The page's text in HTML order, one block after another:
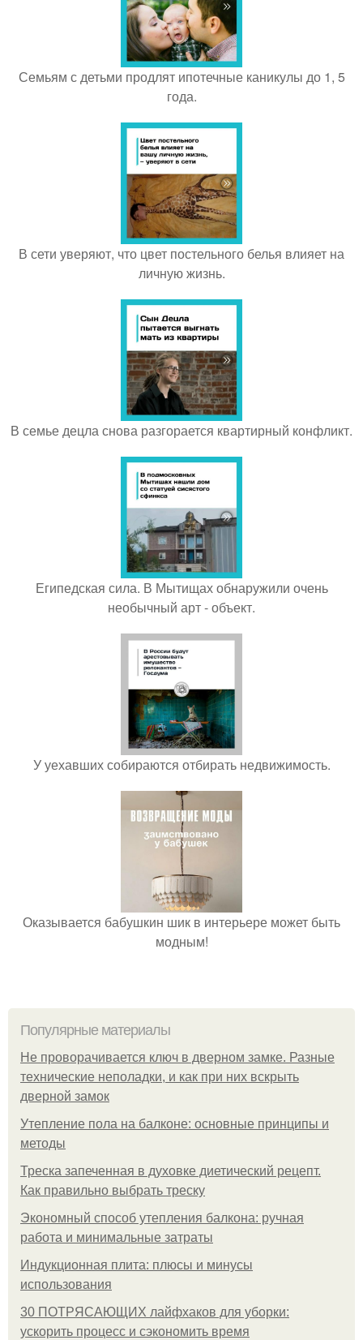
Семьям с детьми продлят ипотечные каникулы до 1, 5
года.
В сети уверяют, что цвет постельного белья влияет на
личную жизнь.
В семье децла снова разгорается квартирный конфликт.
Египедская сила. В Мытищах обнаружили очень
необычный арт - объект.
У уехавших собираются отбирать недвижимость.
Оказывается бабушкин шик в интерьере может быть
модным!
Популярные материалы
Не проворачивается ключ в дверном замке. Разные
технические неполадки, и как при них вскрыть
дверной замок
Утепление пола на балконе: основные принципы и
методы
Треска запеченная в духовке диетический рецепт.
Как правильно выбрать треску
Экономный способ утепления балкона: ручная
работа и минимальные затраты
Индукционная плита: плюсы и минусы
использования
30 ПОТРЯСАЮЩИХ лайфхаков для уборки:
ускорить процесс и сэкономить время